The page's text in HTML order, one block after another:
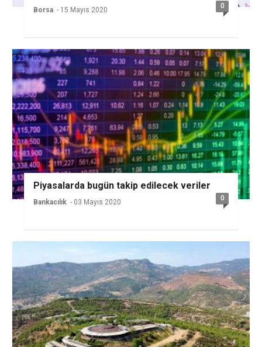
Borsa - 15 Mayıs 2020 0
Piyasalarda bugün takip edilecek veriler
Bankacılık - 03 Mayıs 2020 0